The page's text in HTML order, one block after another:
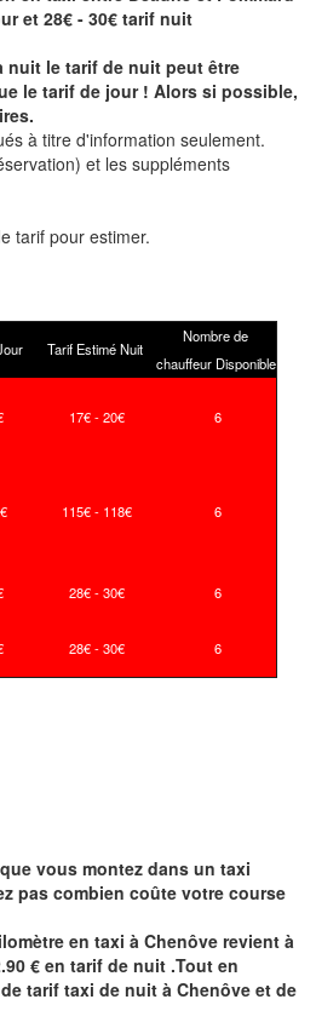
et 28€ - 30€ tarif nuit
nuit le tarif de nuit peut être
le tarif de jour ! Alors si possible,
à titre d'information seulement.
et les suppléments
tarif pour estimer.
Tarif Estimé Nuit
Nombre de
chauffeur Disponible
17€ - 20€ 6
115€ - 118€ 6
28€ - 30€ 6
28€ - 30€ 6
vous montez dans un taxi
pas combien coûte votre course
en taxi à Chenôve revient à
€ en tarif de nuit .Tout en
tarif taxi de nuit à Chenôve et de